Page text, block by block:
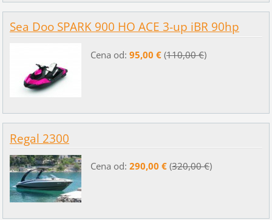
Sea Doo SPARK 900 HO ACE 3-up iBR 90hp
Cena od: 95,00 €(110,00 €)
Regal 2300
Cena od: 290,00 €(320,00 €)